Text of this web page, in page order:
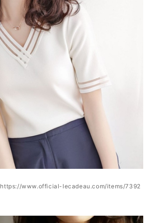
https://www.official-lecadeau.com/items/7392